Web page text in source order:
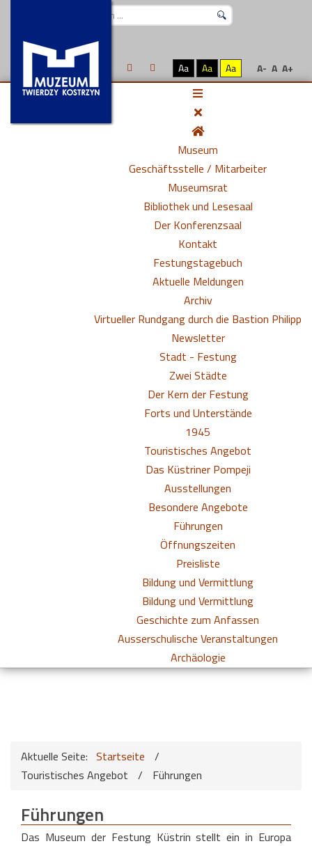
Aa Aa Aa A- A A+
Museum
Geschäftsstelle / Mitarbeiter
Museumsrat
Bibliothek und Lesesaal
Der Konferenzsaal
Kontakt
Festungstagebuch
Aktuelle Meldungen
Archiv
Virtueller Rundgang durch die Bastion Philipp
Newsletter
Stadt - Festung
Zwei Städte
Der Kern der Festung
Forts und Unterstände
1945
Touristisches Angebot
Das Küstriner Pompeji
Ausstellungen
Besondere Angebote
Führungen
Öffnungszeiten
Preisliste
Bildung und Vermittlung
Bildung und Vermittlung
Geschichte zum Anfassen
Ausserschulische Veranstaltungen
Archäologie
Aktuelle Seite: Startseite
/
Touristisches Angebot
/ Führungen
Führungen
Das Museum der Festung Küstrin stellt ein in Europa